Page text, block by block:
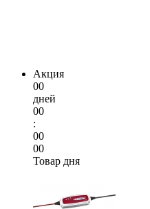
Акция
00
дней
00
:
00
00
Товар дня